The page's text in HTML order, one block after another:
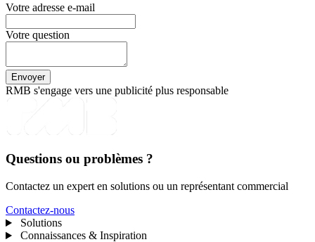
Votre adresse e-mail
Votre question
RMB s'engage vers une publicité plus responsable
Questions ou problèmes ?
Contactez un expert en solutions ou un représentant commercial
Contactez-nous
Solutions
Connaissances & Inspiration